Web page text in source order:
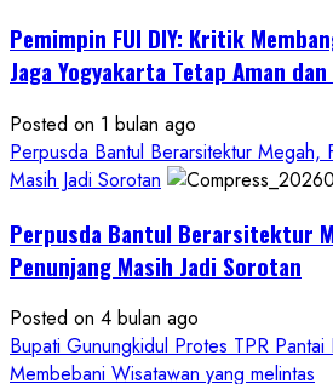
KDMP
Rp1,6
Diduga
Hanya
Separuhnya
Cair
ke
Ketum
PWRI
RI
Pemimpin FUI DIY: Kritik
Jaga Yogyakarta Tetap Aman
Posted on 1 bulan ago
Perpusda Bantul Berarsitektur Megah,
Masih Jadi Sorotan
Perpusda Bantul Berarsitektur
Penunjang Masih Jadi Sorotan
Posted on 4 bulan ago
Bupati Gunungkidul Protes TPR Pantai
Membebani Wisatawan yang melintas